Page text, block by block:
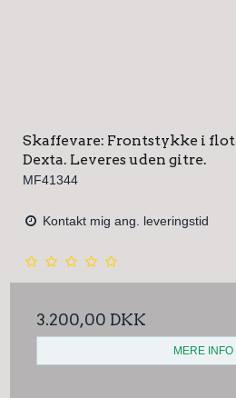
Skaffevare: Frontstykke i
Dexta. Leveres uden gitre.
MF41344
Kontakt mig ang. leveringstid
3.200,00 DKK
MERE INFO